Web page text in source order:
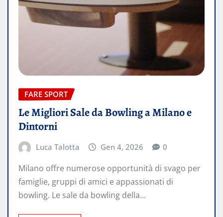
FARE SPORT
Le Migliori Sale da Bowling a Milano e
Dintorni
Luca Talotta Gen 4, 2026 0
Milano offre numerose opportunità di svago per
famiglie, gruppi di amici e appassionati di
bowling. Le sale da bowling della…